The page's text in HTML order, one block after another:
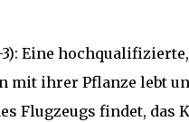
Eine
ihrer Pflanze lebt
Flugzeugs findet, das